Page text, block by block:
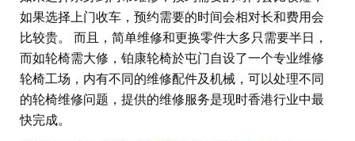
如果选择上门收车，预约需要的时间会相对长和费用会
比较贵。 而且，简单维修和更换零件大多只需要半日，
而如轮椅需大修，铂康轮椅於屯门自设了一个专业维修
轮椅工场，内有不同的维修配件及机械，可以处理不同
的轮椅维修问题，提供的维修服务是现时香港行业中最
快完成。